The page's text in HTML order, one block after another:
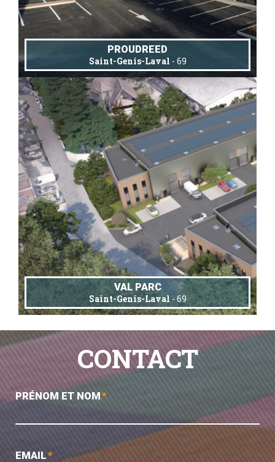
PROUDREED
Saint-Genis-Laval - 69
VAL PARC
Saint-Genis-Laval- 69
CONTACT
PRÉNOM ET NOM*
EMAIL*